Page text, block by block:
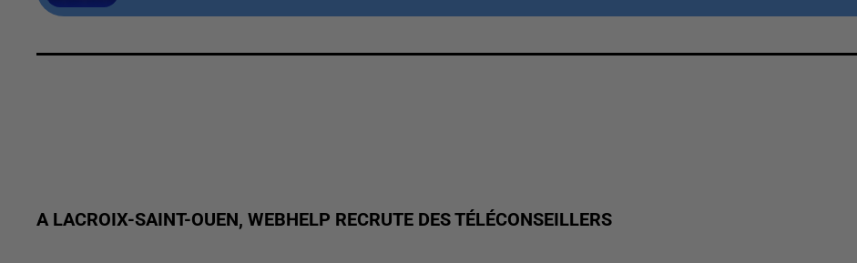
A LACROIX-SAINT-OUEN, WEBHELP RECRUTE DES TÉLÉCONSEILLERS